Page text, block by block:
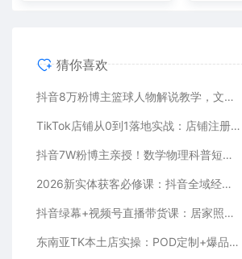
猜你喜欢
抖音8万粉博主篮球人物解说教学，文案剪辑全套实操，玩转伙伴计划精选单日收益破千
TikTok店铺从0到1落地实战：店铺注册+产品上架+物流回款+内容剪辑，小白也能出单
抖音7W粉博主亲授！数学物理科普短视频，单日300-500，伙伴计划+收徒+商单全变现
2026新实体获客必修课：抖音全域经营实操，从认知破局到持续盈利
抖音绿幕+视频号直播带货课：居家照着稿子念起号，手机电脑双场景搭建全流程
东南亚TK本土店实操：POD定制+爆品截流+暴力冷启动，0粉也能开橱窗带货